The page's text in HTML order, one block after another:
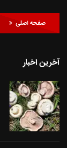
صفحه اصلی
آخرین اخبار